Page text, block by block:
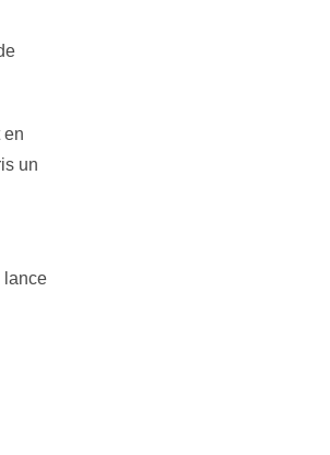
en
un
lance